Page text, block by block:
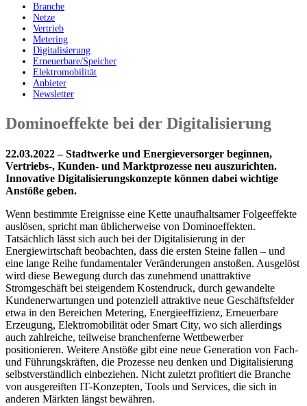
Branche
Netze
Vertrieb
Metering
Digitalisierung
Erneuerbare/Speicher
Elektromobilität
Anbieter
Newsletter
Dominoeffekte bei der Digitalisierung
22.03.2022 – Stadtwerke und Energieversorger beginnen,
Vertriebs-, Kunden- und Marktprozesse neu auszurichten.
Innovative Digitalisierungskonzepte können dabei wichtige
Anstöße geben.
Wenn bestimmte Ereignisse eine Kette unaufhaltsamer Folgeeffekte
auslösen, spricht man üblicherweise von Dominoeffekten.
Tatsächlich lässt sich auch bei der Digitalisierung in der
Energiewirtschaft beobachten, dass die ersten Steine fallen – und
eine lange Reihe fundamentaler Veränderungen anstoßen. Ausgelöst
wird diese Bewegung durch das zunehmend unattraktive
Stromgeschäft bei steigendem Kostendruck, durch gewandelte
Kundenerwartungen und potenziell attraktive neue Geschäftsfelder
etwa in den Bereichen Metering, Energieeffizienz, Erneuerbare
Erzeugung, Elektromobilität oder Smart City, wo sich allerdings
auch zahlreiche, teilweise branchenferne Wettbewerber
positionieren. Weitere Anstöße gibt eine neue Generation von Fach-
und Führungskräften, die Prozesse neu denken und Digitalisierung
selbstverständlich einbeziehen. Nicht zuletzt profitiert die Branche
von ausgereiften IT-Konzepten, Tools und Services, die sich in
anderen Märkten längst bewähren.